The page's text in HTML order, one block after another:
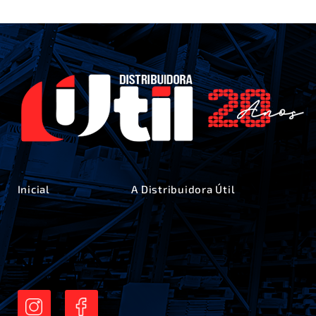
Inicial A Distribuidora Útil